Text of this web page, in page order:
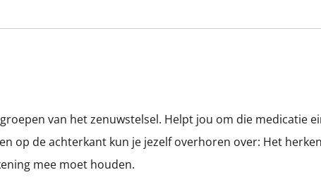
van het zenuwstelsel. Helpt jou om die medicatie
op de achterkant kun je jezelf overhoren over: Het
mee moet houden.